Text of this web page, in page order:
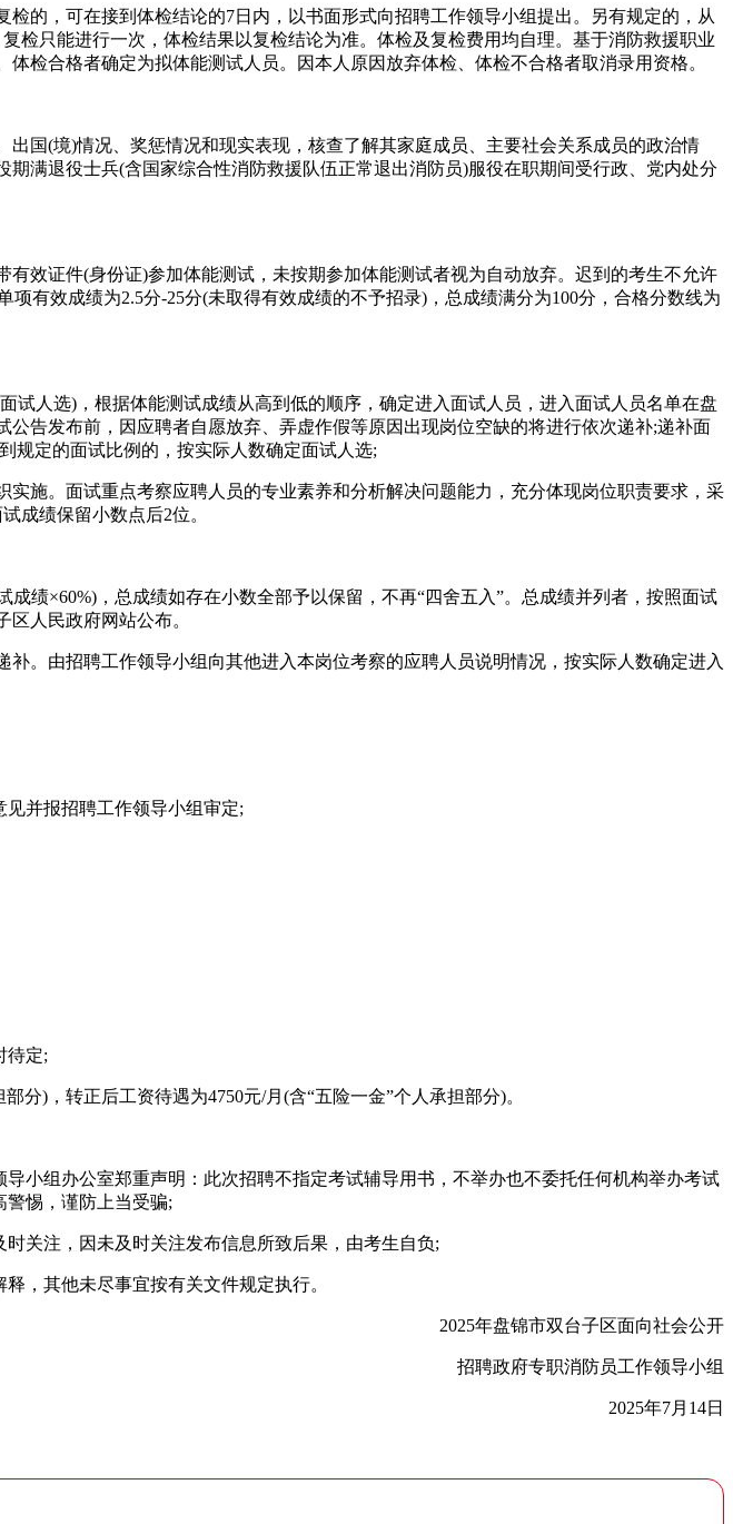
，可在接到体检结论的7日内，以书面形式向招聘工作领导小组提出。另有规定的，从
检只能进行一次，体检结果以复检结论为准。体检及复检费用均自理。基于消防救援职业
检合格者确定为拟体能测试人员。因本人原因放弃体检、体检不合格者取消录用资格。
(境)情况、奖惩情况和现实表现，核查了解其家庭成员、主要社会关系成员的政治情
满退役士兵(含国家综合性消防救援队伍正常退出消防员)服役在职期间受行政、党内处分
证件(身份证)参加体能测试，未按期参加体能测试者视为自动放弃。迟到的考生不允许
有效成绩为2.5分-25分(未取得有效成绩的不予招录)，总成绩满分为100分，合格分数线为
人选)，根据体能测试成绩从高到低的顺序，确定进入面试人员，进入面试人员名单在盘
告发布前，因应聘者自愿放弃、弄虚作假等原因出现岗位空缺的将进行依次递补;递补面
规定的面试比例的，按实际人数确定面试人选;
。面试重点考察应聘人员的专业素养和分析解决问题能力，充分体现岗位职责要求，采
成绩保留小数点后2位。
×60%)，总成绩如存在小数全部予以保留，不再“四舍五入”。总成绩并列者，按照面试
人民政府网站公布。
由招聘工作领导小组向其他进入本岗位考察的应聘人员说明情况，按实际人数确定进入
并报招聘工作领导小组审定;
待定;
)，转正后工资待遇为4750元/月(含“五险一金”个人承担部分)。
组办公室郑重声明：此次招聘不指定考试辅导用书，不举办也不委托任何机构举办考试
警惕，谨防上当受骗;
关注，因未及时关注发布信息所致后果，由考生自负;
，其他未尽事宜按有关文件规定执行。
2025年盘锦市双台子区面向社会公开
招聘政府专职消防员工作领导小组
2025年7月14日